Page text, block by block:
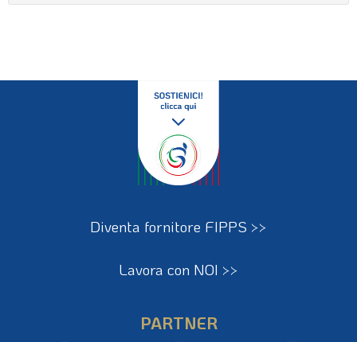
Diventa fornitore FIPPS >>
Lavora con NOI >>
PARTNER